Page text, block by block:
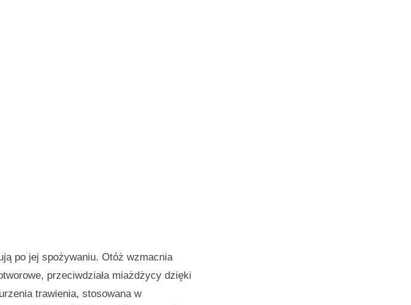
po jej spożywaniu. Otóż wzmacnia
przeciwdziała miażdżycy dzięki
trawienia, stosowana w